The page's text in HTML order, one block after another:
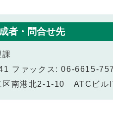
者・問合せ先
ファックス: 06-6615-
区南港北2-1-10 ATCビル